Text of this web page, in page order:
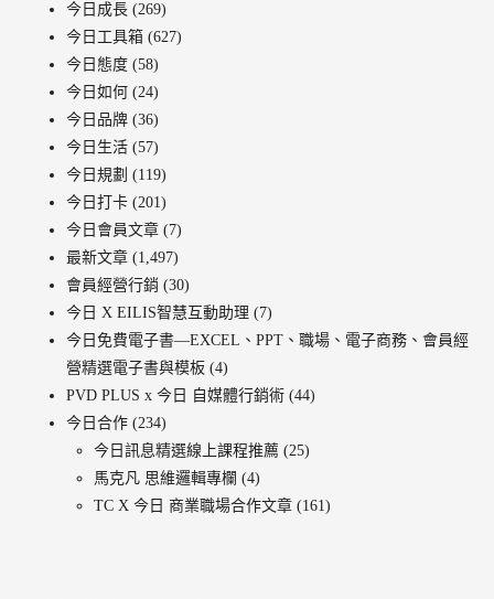
今日成長 (269)
今日工具箱 (627)
今日態度 (58)
今日如何 (24)
今日品牌 (36)
今日生活 (57)
今日規劃 (119)
今日打卡 (201)
今日會員文章 (7)
最新文章 (1,497)
會員經營行銷 (30)
今日 X EILIS智慧互動助理 (7)
今日免費電子書—EXCEL、PPT、職場、電子商務、會員經
營精選電子書與模板 (4)
PVD PLUS x 今日 自媒體行銷術 (44)
今日合作 (234)
今日訊息精選線上課程推薦 (25)
馬克凡 思維邏輯專欄 (4)
TC X 今日 商業職場合作文章 (161)